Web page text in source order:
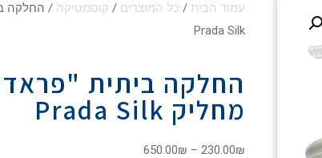
עמוד הבית / כל המוצרים / קוסמטיקה / החלקה
Prada Silk
החלקה ביתית
מחליק Prada Silk
230.00₪
–
650.00₪